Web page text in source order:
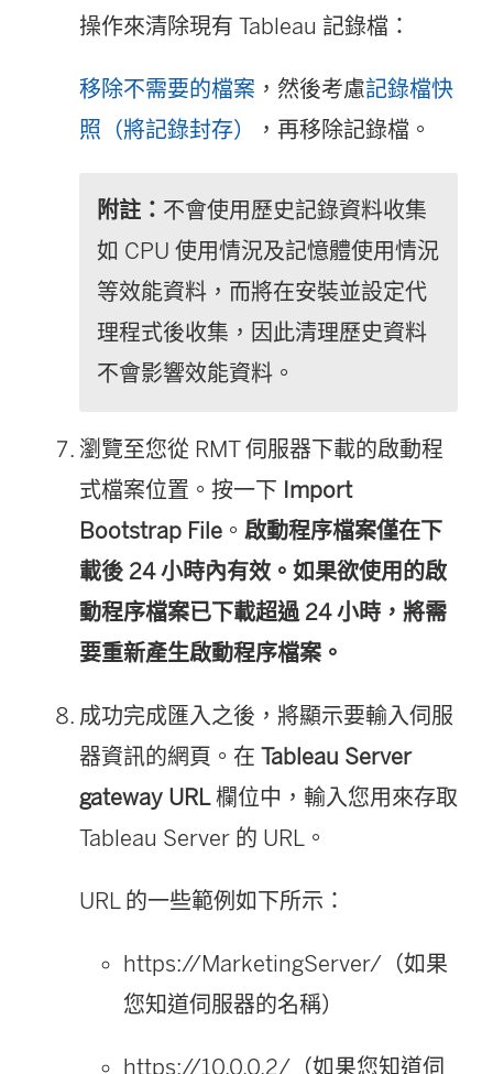
操作來清除現有 Tableau 記錄檔：
移除不需要的檔案 ，然後考慮記錄檔快
照（將記錄封存）
，再移除記錄檔。
附註： 不會使用歷史記錄資料收集
如 CPU 使用情況及記憶體使用情況
等效能資料，而將在安裝並設定代
理程式後收集，因此清理歷史資料
不會影響效能資料。
瀏覽至您從 RMT 伺服器下載的啟動程
式檔案位置。按一下 Import
Bootstrap File 。 啟動程序檔案僅在下
載後 24 小時內有效。如果欲使用的啟
動程序檔案已下載超過 24 小時，將需
要重新產生啟動程序檔案。
成功完成匯入之後，將顯示要輸入伺服
器資訊的網頁。在 Tableau Server
gateway URL欄位中，輸入您用來存取
Tableau Server 的 URL。
URL 的一些範例如下所示：
https://MarketingServer/（如果
您知道伺服器的名稱）
https://10.0.0.2/（如果您知道伺